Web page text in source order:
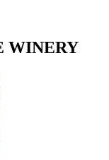
WINERY